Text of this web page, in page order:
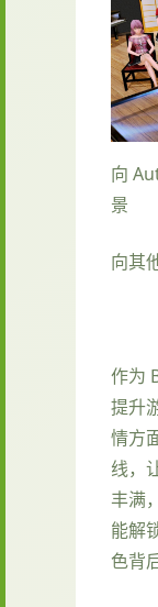
向
景
向其
作为
提升
情方
线，
丰满
能解
色背